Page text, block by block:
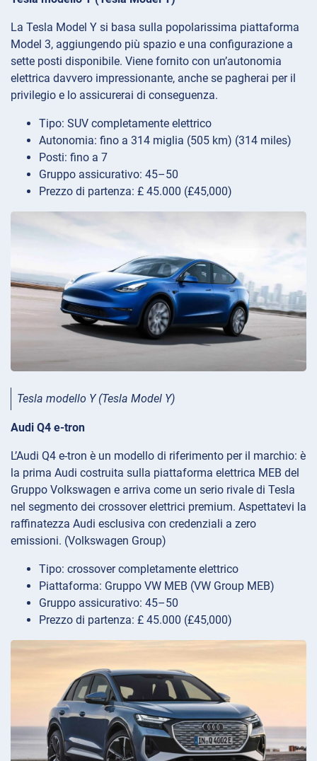
La Tesla Model Y si basa sulla popolarissima piattaforma
Model 3, aggiungendo più spazio e una configurazione a
sette posti disponibile. Viene fornito con un’autonomia
elettrica davvero impressionante, anche se pagherai per il
privilegio e lo assicurerai di conseguenza.
Tipo: SUV completamente elettrico
Autonomia: fino a 314 miglia (505 km) (314 miles)
Posti: fino a 7
Gruppo assicurativo: 45–50
Prezzo di partenza: £ 45.000 (£45,000)
Tesla modello Y (Tesla Model Y)
Audi Q4 e-tron
L’Audi Q4 e-tron è un modello di riferimento per il marchio: è
la prima Audi costruita sulla piattaforma elettrica MEB del
Gruppo Volkswagen e arriva come un serio rivale di Tesla
nel segmento dei crossover elettrici premium. Aspettatevi la
raffinatezza Audi esclusiva con credenziali a zero
emissioni. (Volkswagen Group)
Tipo: crossover completamente elettrico
Piattaforma: Gruppo VW MEB (VW Group MEB)
Gruppo assicurativo: 45–50
Prezzo di partenza: £ 45.000 (£45,000)